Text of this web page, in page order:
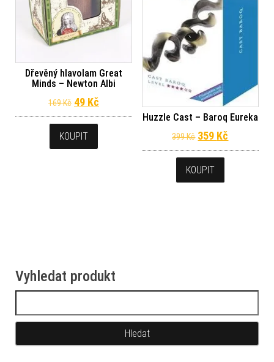
Dřevěný hlavolam Great
Minds – Newton Albi
169Kč Původní cena byla: 169 Kč.
49 Kč Aktuální cena je: 49 Kč.
KOUPIT
Huzzle Cast – Baroq Eureka
399Kč Původní cena
359 Kč
KOUPIT
Vyhledat produkt